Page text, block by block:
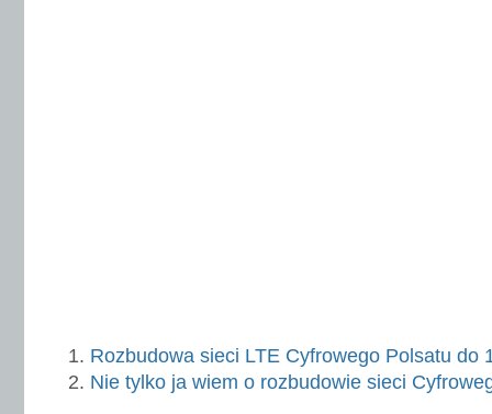
Rozbudowa sieci LTE Cyfrowego Polsatu do
Nie tylko ja wiem o rozbudowie sieci